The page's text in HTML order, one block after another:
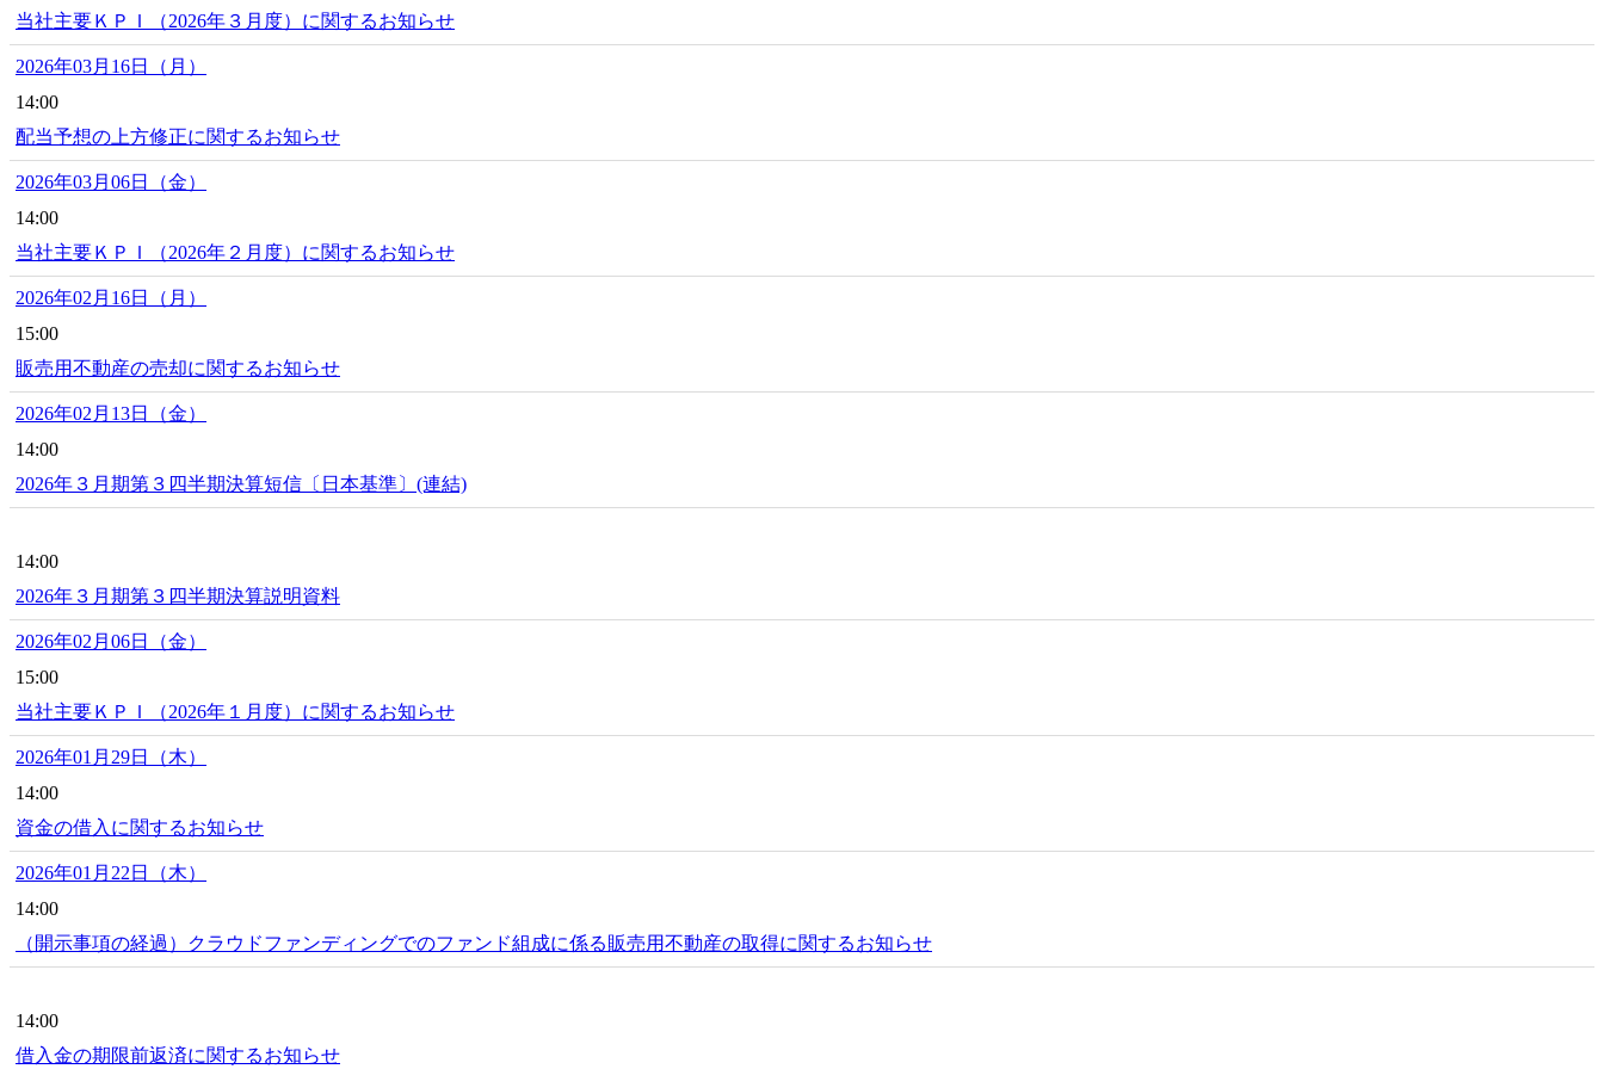
当社主要ＫＰＩ（2026年３月度）に関するお知らせ
2026年03月16日（月）
14:00
配当予想の上方修正に関するお知らせ
2026年03月06日（金）
14:00
当社主要ＫＰＩ（2026年２月度）に関するお知らせ
2026年02月16日（月）
15:00
販売用不動産の売却に関するお知らせ
2026年02月13日（金）
14:00
2026年３月期第３四半期決算短信〔日本基準〕(連結)
14:00
2026年３月期第３四半期決算説明資料
2026年02月06日（金）
15:00
当社主要ＫＰＩ（2026年１月度）に関するお知らせ
2026年01月29日（木）
14:00
資金の借入に関するお知らせ
2026年01月22日（木）
14:00
（開示事項の経過）クラウドファンディングでのファンド組成に係る販売用不動産の取得に関するお知らせ
14:00
借入金の期限前返済に関するお知らせ